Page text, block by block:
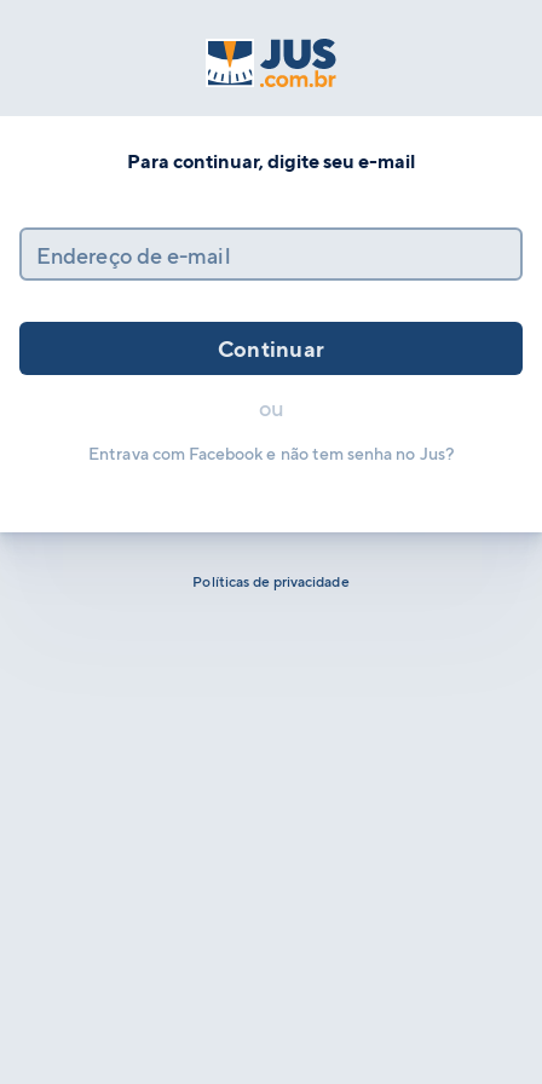
Para continuar, digite seu e-mail
Endereço de e-mail
Continuar
ou
Entrava com Facebook e não tem senha no Jus?
Políticas de privacidade